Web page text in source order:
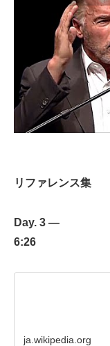
リファレンス集
Day. 3 —
6:26
ja.wikipedia.org